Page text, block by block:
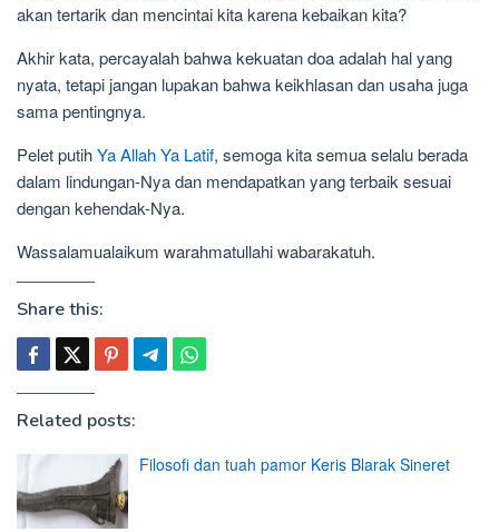
akan tertarik dan mencintai kita karena kebaikan kita?
Akhir kata, percayalah bahwa kekuatan doa adalah hal yang
nyata, tetapi jangan lupakan bahwa keikhlasan dan usaha juga
sama pentingnya.
Pelet putihYa Allah Ya Latif, semoga kita semua selalu berada
dalam lindungan-Nya dan mendapatkan yang terbaik sesuai
dengan kehendak-Nya.
Wassalamualaikum warahmatullahi wabarakatuh.
Share this:
Related posts:
Filosofi dan tuah pamor Keris Blarak Sineret